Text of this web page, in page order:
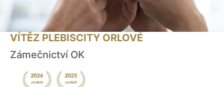
VÍTĚZ PLEBISCITY ORLOVÉ
Zámečnictví OK